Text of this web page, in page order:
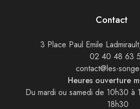
Contact
3 Place Paul Emile
02 40 48 63
contact@les-
Heures ouverture
Du mardi ou samedi de 10h30 à
18h30